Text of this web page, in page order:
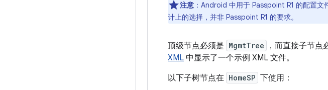
注意 ：Android 中用于 Passpoint R1 的配置
计上的选择，并非 Passpoint R1 的要求。
顶级节点必须是 MgmtTree ，而直接子节点
XML 中显示了一个示例 XML 文件。
以下子树节点在 HomeSP 下使用：